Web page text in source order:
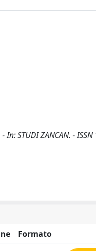
STUDI ZANCAN. - ISSN
Formato